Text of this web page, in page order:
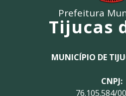
Prefeitura
Tijucas
MUNICÍPIO DE
CNPJ:
76.105.584/